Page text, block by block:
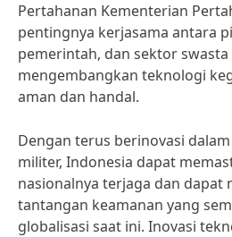
Pertahanan Kementerian
pentingnya kerjasama antara
pemerintah, dan sektor swasta
mengembangkan teknologi
aman dan handal.
Dengan terus berinovasi
militer, Indonesia dapat
nasionalnya terjaga dan dapat
tantangan keamanan yang
globalisasi saat ini. Inovasi